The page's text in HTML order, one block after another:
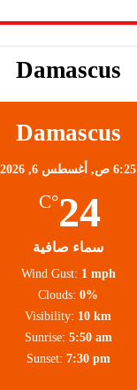
Damascus
Damascus
6:25 ص, أغسطس 6, 2026
24
°C
سماء صافية
Wind Gust: 1 mph
Clouds: 0%
Visibility: 10 km
Sunrise: 5:50 am
Sunset: 7:30 pm